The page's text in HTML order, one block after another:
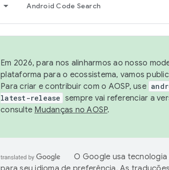
Android Code Search
Em 2026, para nos alinharmos ao nosso
plataforma para o ecossistema, vamos
Para criar e contribuir com o AOSP, use
latest-release sempre vai referenciar a
consulte Mudanças no AOSP.
O Google usa